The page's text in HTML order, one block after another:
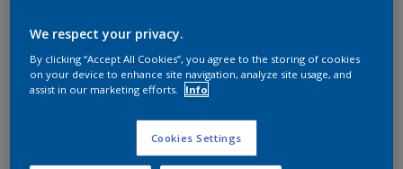
er hard aan om de voorraad aan te vullen.
Boodschappenlijst
We respect your privacy.
By clicking “Accept All Cookies”, you agree to the storing of cookies
on your device to enhance site navigation, analyze site usage, and
assist in our marketing efforts.
Info
Cookies Settings